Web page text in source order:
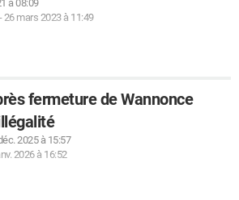
à 08:09
26 mars 2023 à 11:49
fermeture de Wannonce
2025 à 15:57
2026 à 16:52